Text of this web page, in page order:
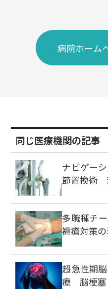
病院ホーム
同じ医療機関の記事
ナビゲー
節置換術
多職種チ
褥瘡対策
超急性期
療 脳梗塞